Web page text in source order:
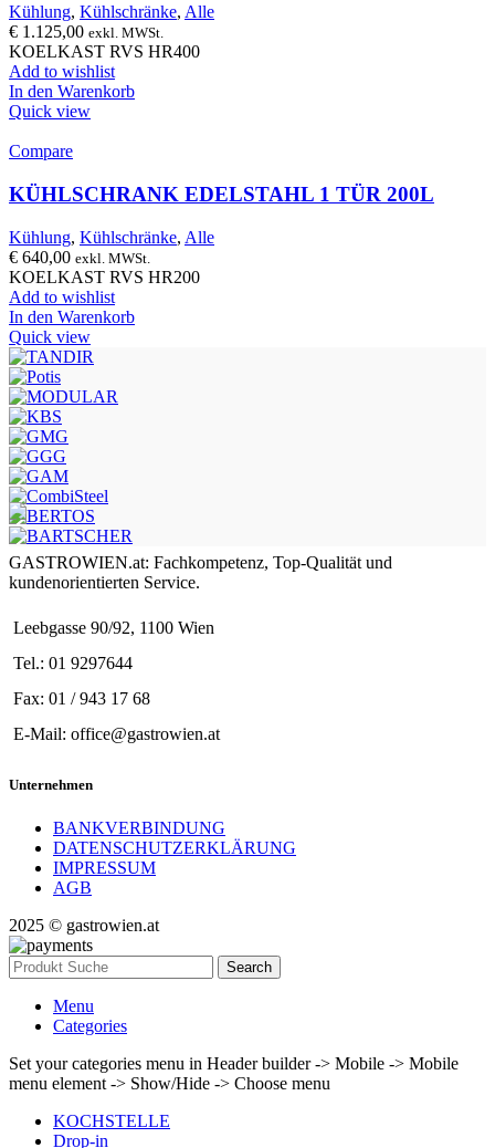
Kühlung, Kühlschränke, Alle
€ 1.125,00 exkl. MWSt.
KOELKAST RVS HR400
Add to wishlist
In den Warenkorb
Quick view
Compare
KÜHLSCHRANK EDELSTAHL 1 TÜR 200L
Kühlung, Kühlschränke, Alle
€ 640,00 exkl. MWSt.
KOELKAST RVS HR200
Add to wishlist
In den Warenkorb
Quick view
GASTROWIEN.at: Fachkompetenz, Top-Qualität und
kundenorientierten Service.
Leebgasse 90/92, 1100 Wien
Tel.: 01 9297644
Fax: 01 / 943 17 68
E-Mail: office@gastrowien.at
Unternehmen
BANKVERBINDUNG
DATENSCHUTZERKLÄRUNG
IMPRESSUM
AGB
2025 © gastrowien.at
Search
Menu
Categories
Set your categories menu in Header builder -> Mobile -> Mobile
menu element -> Show/Hide -> Choose menu
KOCHSTELLE
Drop-in